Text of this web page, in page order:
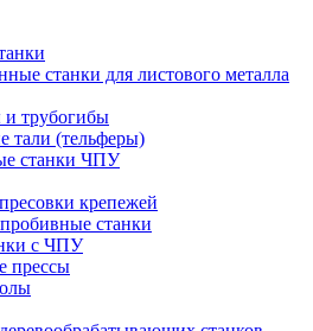
станки для листового металла
трубогибы
тали (тельферы)
станки ЧПУ
крепежей
станки
с ЧПУ
прессы